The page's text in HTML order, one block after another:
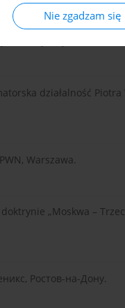
Nie zgadzam się
Rosji. Wyd. UMCS,
działalność
Warszawa.
„Moskwa –
Ростов-на-Дону.